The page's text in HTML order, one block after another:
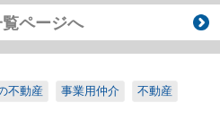
ページへ
不動産 事業用仲介 不動産